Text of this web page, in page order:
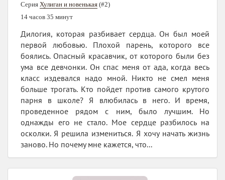
Серия Хулиган и новенькая (#2)
14 часов 35 минут
Дилогия, которая разбивает сердца. Он был моей
первой любовью. Плохой парень, которого все
боялись. Опасный красавчик, от которого были без
ума все девчонки. Он спас меня от ада, когда весь
класс издевался надо мной. Никто не смел меня
больше трогать. Кто пойдет против самого крутого
парня в школе? Я влюбилась в него. И время,
проведенное рядом с ним, было лучшим. Но
однажды его не стало. Мое сердце разбилось на
осколки. Я решила измениться. Я хочу начать жизнь
заново. Но почему мне кажется, что...